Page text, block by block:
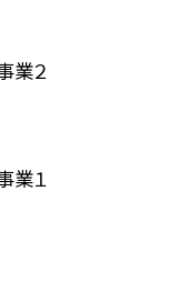
業２
業１